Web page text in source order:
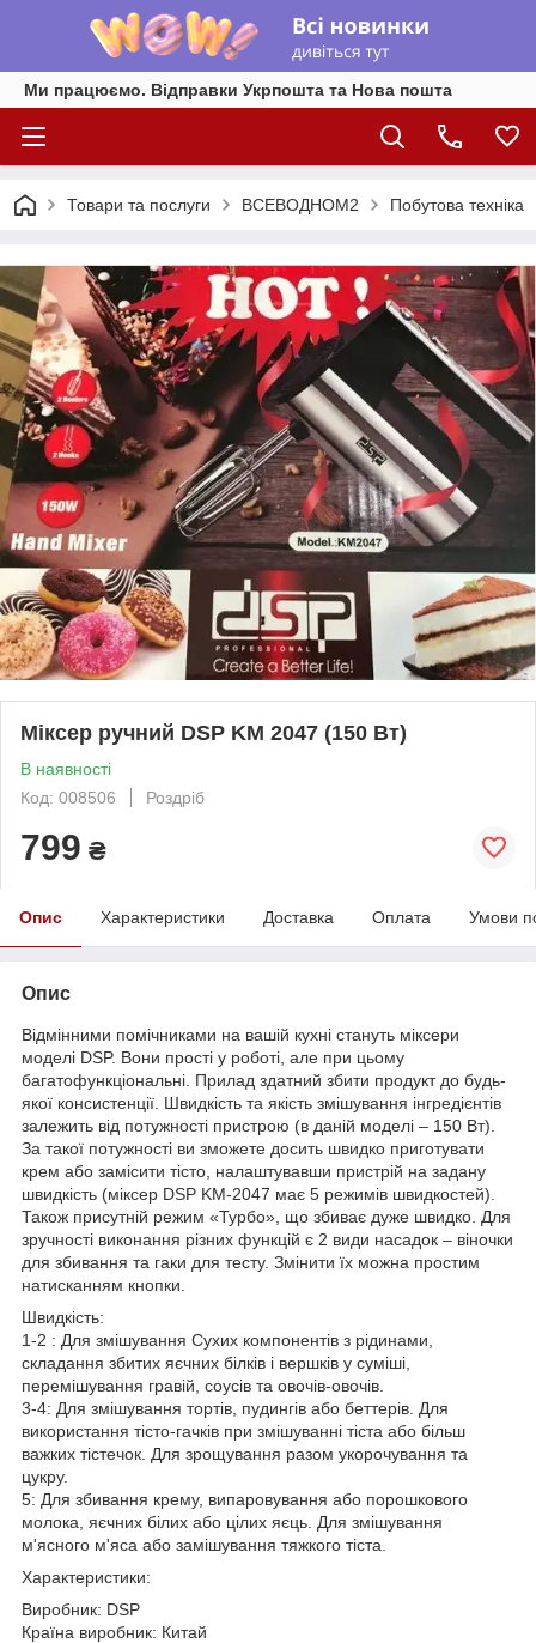
Ми працюємо. Відправки Укрпошта та Нова пошта
Товари та послуги ВСЕВОДНОМ2 Побутова техніка
Міксер ручний DSP KM 2047 (150 Вт)
В наявності
Код: 008506
Роздріб
799 ₴
Опис Характеристики Доставка Оплата Умови
Опис
Відмінними помічниками на вашій кухні стануть міксери
моделі DSP. Вони прості у роботі, але при цьому
багатофункціональні. Прилад здатний збити продукт до будь-
якої консистенції. Швидкість та якість змішування інгредієнтів
залежить від потужності пристрою (в даній моделі – 150 Вт).
За такої потужності ви зможете досить швидко приготувати
крем або замісити тісто, налаштувавши пристрій на задану
швидкість (міксер DSP KM-2047 має 5 режимів швидкостей).
Також присутній режим «Турбо», що збиває дуже швидко. Для
зручності виконання різних функцій є 2 види насадок – віночки
для збивання та гаки для тесту. Змінити їх можна простим
натисканням кнопки.
Швидкість:
1-2 : Для змішування Сухих компонентів з рідинами,
складання збитих яєчних білків і вершків у суміші,
перемішування гравій, соусів та овочів-овочів.
3-4: Для змішування тортів, пудингів або беттерів. Для
використання тісто-гачків при змішуванні тіста або більш
важких тістечок. Для зрощування разом укорочування та
цукру.
5: Для збивання крему, випаровування або порошкового
молока, яєчних білих або цілих яєць. Для змішування
м'ясного м'яса або замішування тяжкого тіста.
Характеристики:
Виробник: DSP
Країна виробник: Китай